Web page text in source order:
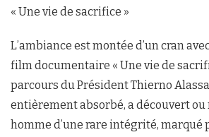
« Une vie de sacrifice »
L’ambiance est montée d’un cran
film documentaire « Une vie de
parcours du Président Thierno
entièrement absorbé, a découvert
homme d’une rare intégrité, marqué